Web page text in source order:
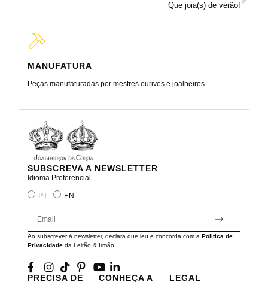
Que joia(s) de verão!
MANUFATURA
Peças manufaturadas por mestres ourives e joalheiros.
SUBSCREVA A NEWSLETTER
Idioma Preferencial
PT EN
Ao subscrever à newsletter, declara que leu e concorda com aPolítica de
Privacidade da Leitão & Irmão.
PRECISA DE CONHEÇA A LEGAL